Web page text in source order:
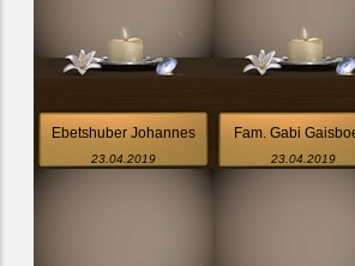
Ebetshuber Johannes
23.04.2019
Fam. Gabi
23.04.2019